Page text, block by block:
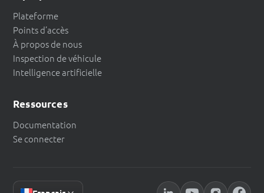
Plateforme
Points d’accès
À propos de nous
Inspection de véhicule
Intelligence artificielle
Ressources
Documentation
Se connecter